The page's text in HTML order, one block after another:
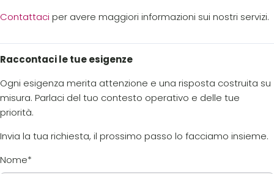
Contattaci per avere maggiori informazioni sui nostri servizi.
Raccontaci le tue esigenze
Ogni esigenza merita attenzione e una risposta costruita su
misura. Parlaci del tuo contesto operativo e delle tue
priorità.
Invia la tua richiesta, il prossimo passo lo facciamo insieme.
Nome*